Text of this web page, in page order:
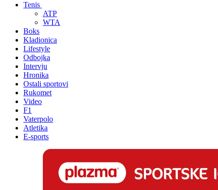
Tenis
ATP
WTA
Boks
Kladionica
Lifestyle
Odbojka
Intervju
Hronika
Ostali sportovi
Rukomet
Video
F1
Vaterpolo
Atletika
E-sports